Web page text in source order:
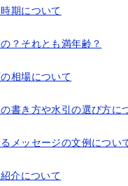
期について
？それとも満年齢？
相場について
書き方や水引の選び方に
メッセージの文例につい
介について